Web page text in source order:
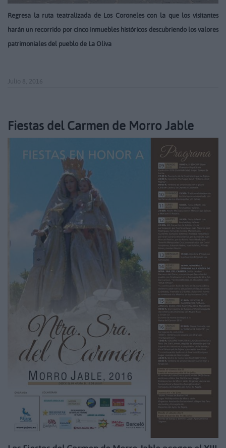
Regresa la ruta teatralizada de Los Coroneles con la que los visitantes
harán un recorrido por cinco inmuebles históricos descubriendo los valores
patrimoniales del pueblo de La Oliva
Julio 8, 2016
Fiestas del Carmen de Morro Jable